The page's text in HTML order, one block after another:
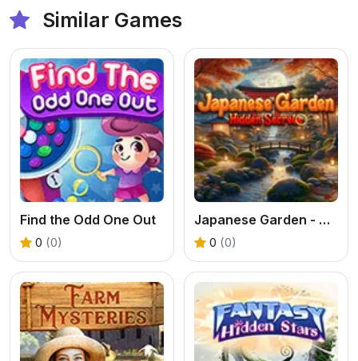
Similar Games
Find the Odd One Out
0 (0)
Japanese Garden - Hidden Secrets
0 (0)